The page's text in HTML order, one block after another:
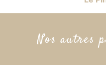
Nos autres